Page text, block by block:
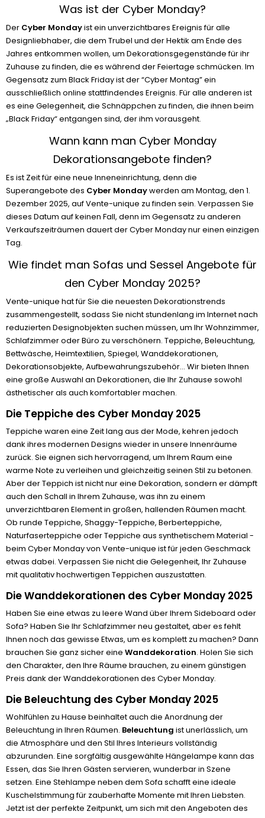
Was ist der Cyber Monday?
Der Cyber Mondayist ein unverzichtbares Ereignis für alle
Designliebhaber, die dem Trubel und der Hektik am Ende des
Jahres entkommen wollen, um Dekorationsgegenstände für ihr
Zuhause zu finden, die es während der Feiertage schmücken. Im
Gegensatz zum Black Friday ist der “Cyber Montag” ein
ausschließlich online stattfindendes Ereignis. Für alle anderen ist
es eine Gelegenheit, die Schnäppchen zu finden, die ihnen beim
„Black Friday“ entgangen sind, der ihm vorausgeht.
Wann kann man Cyber Monday
Dekorationsangebote finden?
Es ist Zeit für eine neue Inneneinrichtung, denn die
Superangebote des Cyber Mondaywerden am Montag, den 1.
Dezember 2025, auf Vente-unique zu finden sein. Verpassen Sie
dieses Datum auf keinen Fall, denn im Gegensatz zu anderen
Verkaufszeiträumen dauert der Cyber Monday nur einen einzigen
Tag.
Wie findet man Sofas und Sessel Angebote für
den Cyber Monday 2025?
Vente-unique hat für Sie die neuesten Dekorationstrends
zusammengestellt, sodass Sie nicht stundenlang im Internet nach
reduzierten Designobjekten suchen müssen, um Ihr Wohnzimmer,
Schlafzimmer oder Büro zu verschönern. Teppiche, Beleuchtung,
Bettwäsche, Heimtextilien, Spiegel, Wanddekorationen,
Dekorationsobjekte, Aufbewahrungszubehör... Wir bieten Ihnen
eine große Auswahl an Dekorationen, die Ihr Zuhause sowohl
ästhetischer als auch komfortabler machen.
Die Teppiche des Cyber Monday 2025
Teppiche waren eine Zeit lang aus der Mode, kehren jedoch
dank ihres modernen Designs wieder in unsere Innenräume
zurück. Sie eignen sich hervorragend, um Ihrem Raum eine
warme Note zu verleihen und gleichzeitig seinen Stil zu betonen.
Aber der Teppich ist nicht nur eine Dekoration, sondern er dämpft
auch den Schall in Ihrem Zuhause, was ihn zu einem
unverzichtbaren Element in großen, hallenden Räumen macht.
Ob runde Teppiche, Shaggy-Teppiche, Berberteppiche,
Naturfaserteppiche oder Teppiche aus synthetischem Material -
beim Cyber Monday von Vente-unique ist für jeden Geschmack
etwas dabei. Verpassen Sie nicht die Gelegenheit, Ihr Zuhause
mit qualitativ hochwertigen Teppichen auszustatten.
Die Wanddekorationen des Cyber Monday 2025
Haben Sie eine etwas zu leere Wand über Ihrem Sideboard oder
Sofa? Haben Sie Ihr Schlafzimmer neu gestaltet, aber es fehlt
Ihnen noch das gewisse Etwas, um es komplett zu machen? Dann
brauchen Sie ganz sicher eine Wanddekoration. Holen Sie sich
den Charakter, den Ihre Räume brauchen, zu einem günstigen
Preis dank der Wanddekorationen des Cyber Monday.
Die Beleuchtung des Cyber Monday 2025
Wohlfühlen zu Hause beinhaltet auch die Anordnung der
Beleuchtung in Ihren Räumen. Beleuchtung ist unerlässlich, um
die Atmosphäre und den Stil Ihres Interieurs vollständig
abzurunden. Eine sorgfältig ausgewählte Hängelampe kann das
Essen, das Sie Ihren Gästen servieren, wunderbar in Szene
setzen. Eine Stehlampe neben dem Sofa schafft eine ideale
Kuschelstimmung für zauberhafte Momente mit Ihren Liebsten.
Jetzt ist der perfekte Zeitpunkt, um sich mit den Angeboten des